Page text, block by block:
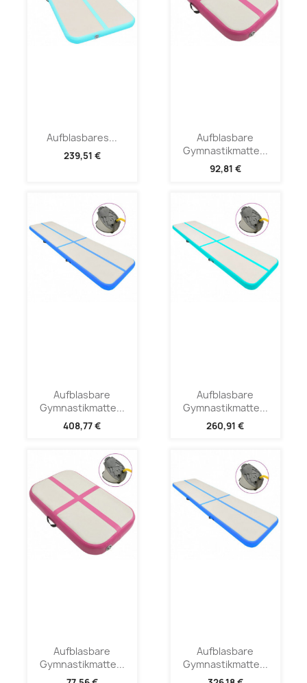
Aufblasbares...
239,51 €
Aufblasbare
Gymnastikmatte...
92,81 €
Aufblasbare
Gymnastikmatte...
408,77 €
Aufblasbare
Gymnastikmatte...
260,91 €
Aufblasbare
Gymnastikmatte...
Aufblasbare
Gymnastikmatte...